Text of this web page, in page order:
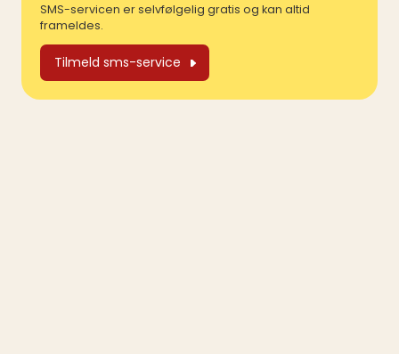
SMS-servicen er selvfølgelig gratis og kan altid
frameldes.
Tilmeld sms-service